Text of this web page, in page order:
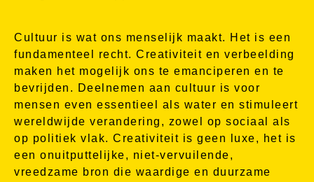
Cultuur is wat ons menselijk maakt. Het is een
fundamenteel recht. Creativiteit en verbeelding
maken het mogelijk ons te emanciperen en te
bevrijden. Deelnemen aan cultuur is voor
mensen even essentieel als water en stimuleert
wereldwijde verandering, zowel op sociaal als
op politiek vlak. Creativiteit is geen luxe, het is
een onuitputtelijke, niet-vervuilende,
vreedzame bron die waardige en duurzame